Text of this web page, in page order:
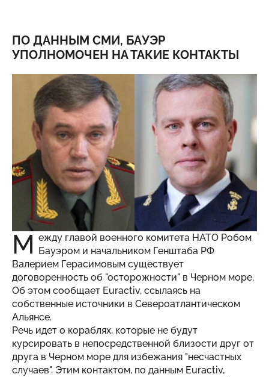
ПО ДАННЫМ СМИ, БАУЭР
УПОЛНОМОЧЕН НА ТАКИЕ КОНТАКТЫ
М ежду главой военного комитета НАТО Робом
Бауэром и начальником Генштаба РФ
Валерием Герасимовым существует
договоренность об "осторожности" в Черном море.
Об этом сообщает Euractiv, ссылаясь на
собственные источники в Североатлантическом
Альянсе.
Речь идет о кораблях, которые не будут
курсировать в непосредственной близости друг от
друга в Черном море для избежания "несчастных
случаев". Этим контактом, по данным Euractiv,